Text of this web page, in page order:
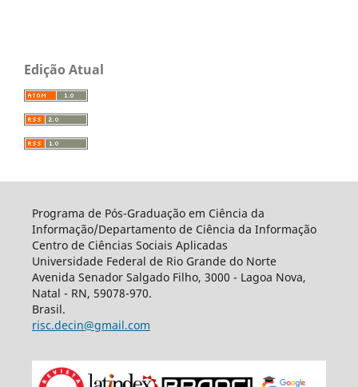
Edição Atual
Programa de Pós-Graduação em Ciência da
Informação/Departamento de Ciência da Informação
Centro de Ciências Sociais Aplicadas
Universidade Federal de Rio Grande do Norte
Avenida Senador Salgado Filho, 3000 - Lagoa Nova,
Natal - RN, 59078-970.
Brasil.
risc.decin@gmail.com